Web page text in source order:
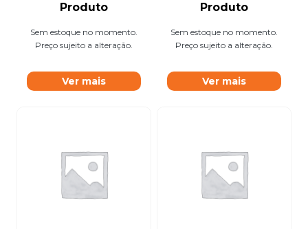
Produto
Sem estoque no momento.
Preço sujeito a alteração.
Ver mais
Produto
Sem estoque no momento.
Preço sujeito a alteração.
Ver mais